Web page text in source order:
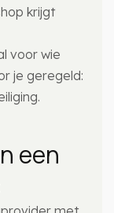
krijgt
voor wie
je geregeld:
een